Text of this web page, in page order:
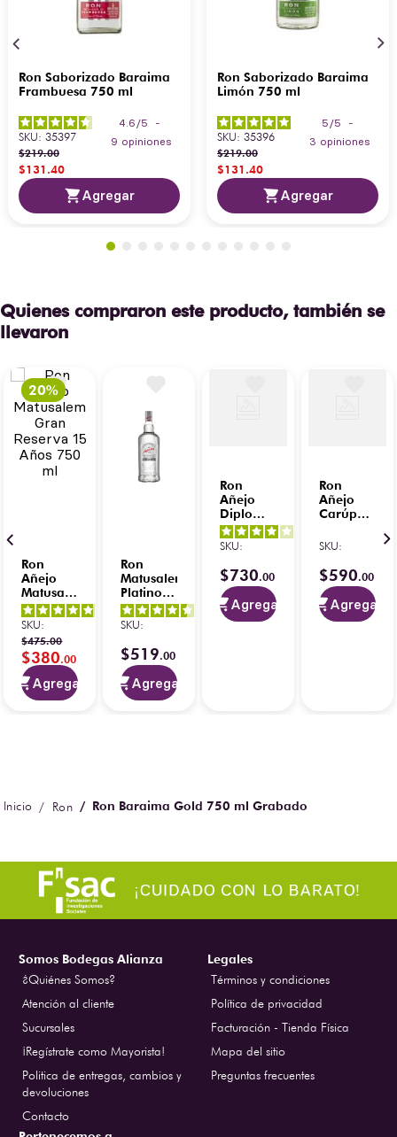
Ron Saborizado Baraima
Frambuesa 750 ml
4.6 /5
-
9 opiniones
SKU: 35397
$219.00
$131.40
Agregar
Ron Saborizado Baraima
Limón 750 ml
5 /5
-
3 opiniones
SKU: 35396
$219.00
$131.40
Agregar
Quienes compraron este producto, también se
llevaron
4/5-
opiniones
Ron
Añejo
Matusalem
Gran
Reserva
15 Años
750 ml
4.8 /5 -
38opiniones
SKU:
$475.00
$380.00
Agregar
Ron
Matusalem
Platino
1.75 L
4.5 /5-
SKU:
$519.00
Agregar
Ron
Añejo
Diplomático
Mantuano
750 ml
opiniones
SKU:
$730.00
Agregar
Ron
Añejo
Carúpano
12
750 ml
SKU:
$590.00
Agregar
Ron Ron Baraima Gold 750 ml Grabado
Somos Bodegas Alianza
¿Quiénes Somos?
Atención al cliente
Sucursales
¡Regístrate como Mayorista!
Politica de entregas, cambios y
devoluciones
Contacto
Legales
Términos y condiciones
Política de privacidad
Facturación - Tienda Física
Mapa del sitio
Preguntas frecuentes